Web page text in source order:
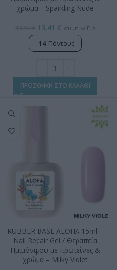
χρώμα – Sparkling Nude
13,41 € συμπ. Φ.Π.Α
14 Πόντους
ΠΡΟΣΘΗΚΗ ΣΤΟ ΚΑΛΑΘΙ
RUBBER BASE ALOHA 15ml –
Nail Repair Gel / Θεραπεία
Ημιμόνιμου με πρωτεΐνες &
χρώμα – Milky Violet